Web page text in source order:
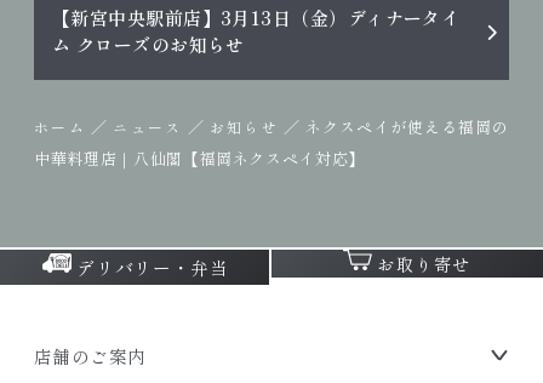
【新宮中央駅前店】3月13日（金）ディナータイ
ム クローズのお知らせ
ホーム ／ ニュース ／ お知らせ ／ ネクスペイが使える福岡の
中華料理店｜八仙閣【福岡ネクスペイ対応】
デリバリー・弁当 お取り寄せ
店舗のご案内